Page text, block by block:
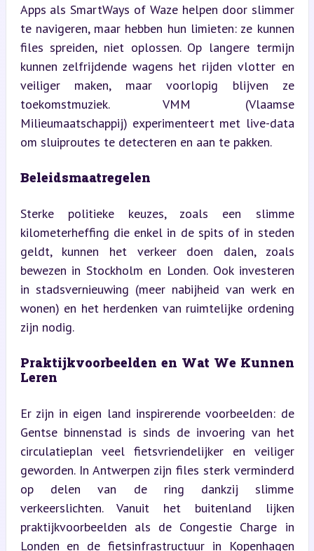
Apps als SmartWays of Waze helpen door slimmer
te navigeren, maar hebben hun limieten: ze kunnen
files spreiden, niet oplossen. Op langere termijn
kunnen zelfrijdende wagens het rijden vlotter en
veiliger maken, maar voorlopig blijven ze
toekomstmuziek. VMM (Vlaamse
Milieumaatschappij) experimenteert met live-data
om sluiproutes te detecteren en aan te pakken.
Beleidsmaatregelen
Sterke politieke keuzes, zoals een slimme
kilometerheffing die enkel in de spits of in steden
geldt, kunnen het verkeer doen dalen, zoals
bewezen in Stockholm en Londen. Ook investeren
in stadsvernieuwing (meer nabijheid van werk en
wonen) en het herdenken van ruimtelijke ordening
zijn nodig.
Praktijkvoorbeelden en Wat We Kunnen
Leren
Er zijn in eigen land inspirerende voorbeelden: de
Gentse binnenstad is sinds de invoering van het
circulatieplan veel fietsvriendelijker en veiliger
geworden. In Antwerpen zijn files sterk verminderd
op delen van de ring dankzij slimme
verkeerslichten. Vanuit het buitenland lijken
praktijkvoorbeelden als de Congestie Charge in
Londen en de fietsinfrastructuur in Kopenhagen